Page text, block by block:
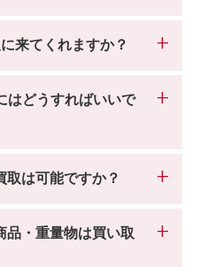
来てくれますか？
はどうすればいいで
取は可能ですか？
品・重量物は買い取